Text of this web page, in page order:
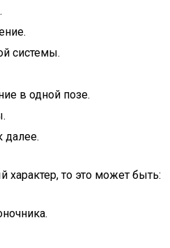
системы.
в одной позе.
далее.
характер, то это может быть: